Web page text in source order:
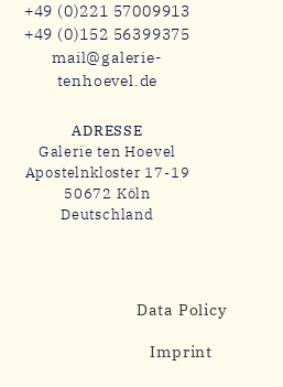
+49 (0)221 57009913
+49 (0)152 56399375
mail@galerie-
tenhoevel.de
ADRESSE
Galerie ten Hoevel
Apostelnkloster 17-19
50672 Köln
Deutschland
Data Policy
Imprint